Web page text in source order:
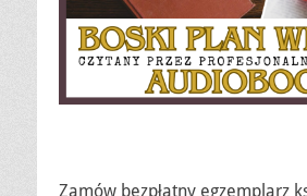
Zamów bezpłatny egzemplarz